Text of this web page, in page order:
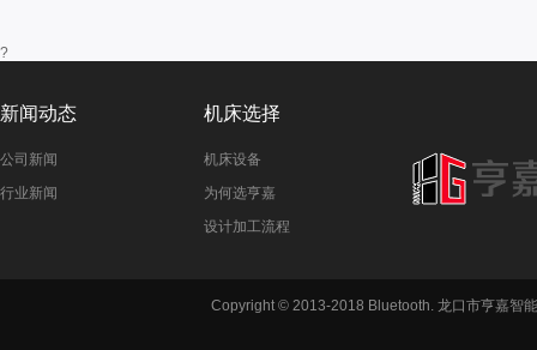
?
新闻动态
公司新闻
行业新闻
机床选择
机床设备
为何选亨嘉
设计加工流程
Copyright © 2013-2018 Bluetooth. 龙口市亨嘉智